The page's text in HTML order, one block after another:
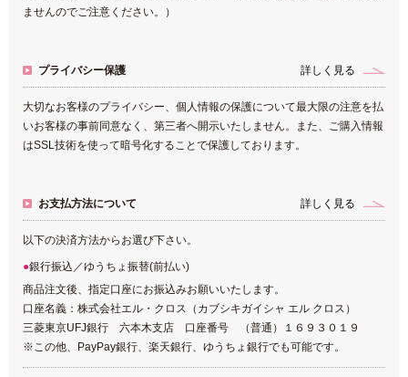
ませんのでご注意ください。）
プライバシー保護 詳しく見る
大切なお客様のプライバシー、個人情報の保護について最大限の注意を払
いお客様の事前同意なく、第三者へ開示いたしません。また、ご購入情報
はSSL技術を使って暗号化することで保護しております。
お支払方法について 詳しく見る
以下の決済方法からお選び下さい。
銀行振込／ゆうちょ振替(前払い)
商品注文後、指定口座にお振込みお願いいたします。
口座名義：株式会社エル・クロス（カブシキガイシャ エル クロス）
三菱東京UFJ銀行 六本木支店 口座番号 （普通）１６９３０１９
※この他、PayPay銀行、楽天銀行、ゆうちょ銀行でも可能です。